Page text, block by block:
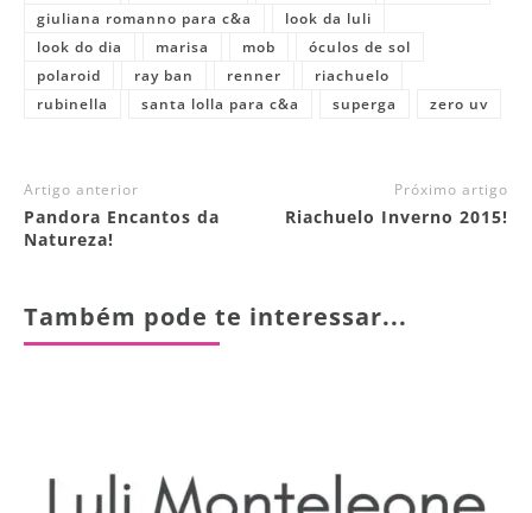
giuliana romanno para c&a
look da luli
look do dia
marisa mob
óculos de sol
polaroid
ray ban renner
riachuelo
rubinella
santa lolla para c&a superga zero uv
Artigo anterior
Pandora Encantos da
Natureza!
Próximo artigo
Riachuelo Inverno 2015!
Também pode te interessar...